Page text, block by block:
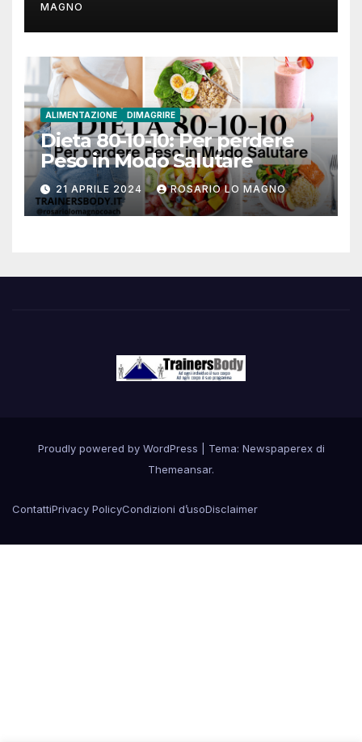
MAGNO
ALIMENTAZIONE DIMAGRIRE
Dieta 80-10-10: Per perdere
Peso in Modo Salutare
21 APRILE 2024 ROSARIO LO MAGNO
Proudly powered by WordPress
Tema: Newspaperex di
Themeansar.
ContattiPrivacy PolicyCondizioni d’usoDisclaimer